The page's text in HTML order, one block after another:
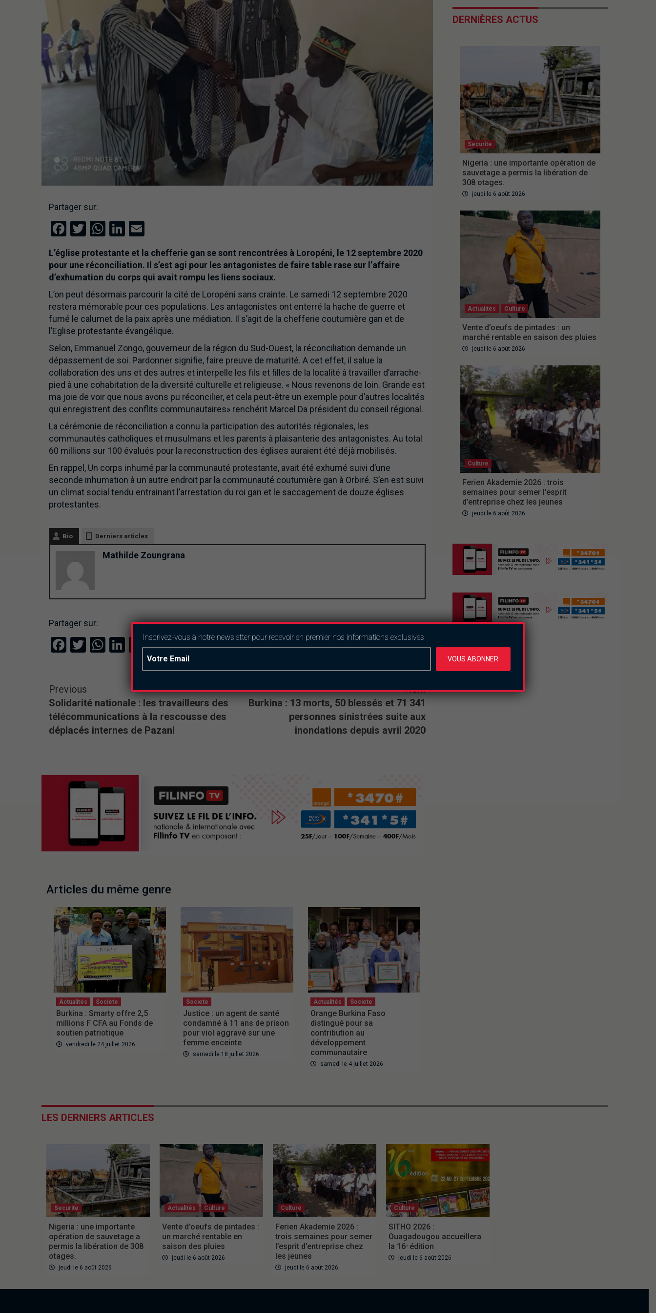
Partager sur:
Facebook
Twitter
WhatsApp
LinkedIn
Email
L’église protestante et la chefferie gan se sont rencontrées à Loropéni, le 12 septembre 2020
pour une réconciliation. Il s’est agi pour les antagonistes de faire table rase sur l’affaire
d’exhumation du corps qui avait rompu les liens sociaux.
L’on peut désormais parcourir la cité de Loropéni sans crainte. Le samedi 12 septembre 2020
restera mémorable pour ces populations. Les antagonistes ont enterré la hache de guerre et
fumé le calumet de la paix après une médiation. Il s’agit de la chefferie coutumière gan et de
l’Eglise protestante évangélique.
Selon, Emmanuel Zongo, gouverneur de la région du Sud-Ouest, la réconciliation demande un
dépassement de soi. Pardonner signifie, faire preuve de maturité. A cet effet, il salue la
collaboration des uns et des autres et interpelle les fils et filles de la localité à travailler d’arrache-
pied à une cohabitation de la diversité culturelle et religieuse. « Nous revenons de loin. Grande est
ma joie de voir que nous avons pu réconcilier, et cela peut-être un exemple pour d’autres localités
qui enregistrent des conflits communautaires» renchérit Marcel Da président du conseil régional.
La cérémonie de réconciliation a connu la participation des autorités régionales, les
communautés catholiques et musulmans et les parents à plaisanterie des antagonistes. Au total
60 millions sur 100 évalués pour la reconstruction des églises auraient été déjà mobilisés.
En rappel, Un corps inhumé par la communauté protestante, avait été exhumé suivi d’une
seconde inhumation à un autre endroit par la communauté coutumière gan à Orbiré. S’en est suivi
un climat social tendu entrainant l’arrestation du roi gan et le saccagement de douze églises
protestantes.
Bio Derniers articles
Mathilde Zoungrana
Partager sur:
Facebook
TwitterWhatsApp
LinkedIn
Email
Previous
Solidarité nationale : les travailleurs des
télécommunications à la rescousse des
déplacés internes de Pazani
Next
Burkina : 13 morts, 50 blessés et 71 341
personnes sinistrées suite aux
inondations depuis avril 2020
Articles du même genre
Actualités Societe
Burkina : Smarty offre 2,5
millions F CFA au Fonds de
soutien patriotique
vendredi le 24 juillet 2026
Societe
Justice : un agent de santé
condamné à 11 ans de prison
pour viol aggravé sur une
femme enceinte
samedi le 18 juillet 2026
Actualités Societe
Orange Burkina Faso
distingué pour sa
contribution au
développement
communautaire
samedi le 4 juillet 2026
DERNIÈRES ACTUS
Securite
Nigeria : une importante opération de
sauvetage a permis la libération de
308 otages.
jeudi le 6 août 2026
Actualités Culture
Vente d’oeufs de pintades : un
marché rentable en saison des pluies
jeudi le 6 août 2026
Culture
Ferien Akademie 2026 : trois
semaines pour semer l’esprit
d’entreprise chez les jeunes
jeudi le 6 août 2026
LES DERNIERS ARTICLES
Securite
Nigeria : une importante
opération de sauvetage a
permis la libération de 308
otages.
jeudi le 6 août 2026
Actualités Culture
Vente d’oeufs de pintades :
un marché rentable en
saison des pluies
jeudi le 6 août 2026
Culture
Ferien Akademie 2026 :
trois semaines pour semer
l’esprit d’entreprise chez
les jeunes
jeudi le 6 août 2026
Culture
SITHO 2026 :
Ouagadougou accueillera
la 16ᵉ édition
jeudi le 6 août 2026
Inscrivez-vous à notre newsletter pour recevoir en premier nos informations exclusives
VOUS ABONNER